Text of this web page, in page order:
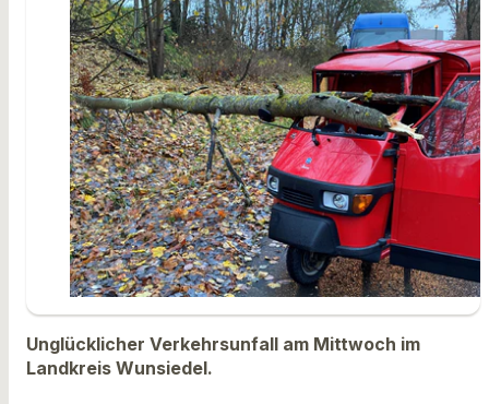
Unglücklicher Verkehrsunfall am Mittwoch im
Landkreis Wunsiedel.